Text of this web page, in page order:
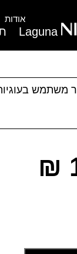
אודות
Laguna
₪
משתמש